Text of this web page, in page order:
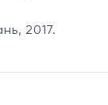
2017.